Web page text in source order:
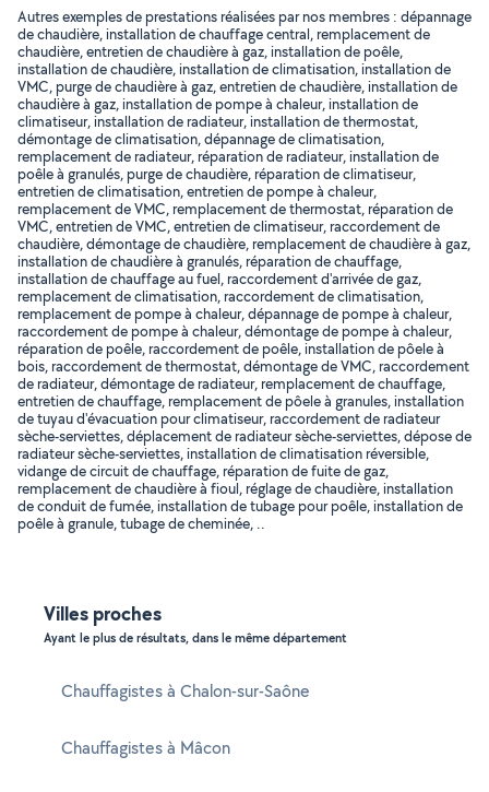
Autres exemples de prestations réalisées par nos membres : dépannage
de chaudière, installation de chauffage central, remplacement de
chaudière, entretien de chaudière à gaz, installation de poêle,
installation de chaudière, installation de climatisation, installation de
VMC, purge de chaudière à gaz, entretien de chaudière, installation de
chaudière à gaz, installation de pompe à chaleur, installation de
climatiseur, installation de radiateur, installation de thermostat,
démontage de climatisation, dépannage de climatisation,
remplacement de radiateur, réparation de radiateur, installation de
poêle à granulés, purge de chaudière, réparation de climatiseur,
entretien de climatisation, entretien de pompe à chaleur,
remplacement de VMC, remplacement de thermostat, réparation de
VMC, entretien de VMC, entretien de climatiseur, raccordement de
chaudière, démontage de chaudière, remplacement de chaudière à gaz,
installation de chaudière à granulés, réparation de chauffage,
installation de chauffage au fuel, raccordement d'arrivée de gaz,
remplacement de climatisation, raccordement de climatisation,
remplacement de pompe à chaleur, dépannage de pompe à chaleur,
raccordement de pompe à chaleur, démontage de pompe à chaleur,
réparation de poêle, raccordement de poêle, installation de pôele à
bois, raccordement de thermostat, démontage de VMC, raccordement
de radiateur, démontage de radiateur, remplacement de chauffage,
entretien de chauffage, remplacement de pôele à granules, installation
de tuyau d'évacuation pour climatiseur, raccordement de radiateur
sèche-serviettes, déplacement de radiateur sèche-serviettes, dépose de
radiateur sèche-serviettes, installation de climatisation réversible,
vidange de circuit de chauffage, réparation de fuite de gaz,
remplacement de chaudière à fioul, réglage de chaudière, installation
de conduit de fumée, installation de tubage pour poêle, installation de
poêle à granule, tubage de cheminée, ..
Villes proches
Ayant le plus de résultats, dans le même département
Chauffagistes à Chalon-sur-Saône
Chauffagistes à Mâcon